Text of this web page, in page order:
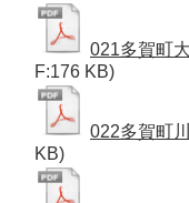
021多賀町
F:176 KB)
022多賀町
KB)